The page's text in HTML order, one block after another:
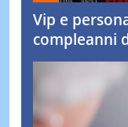
Vip e
compleanni